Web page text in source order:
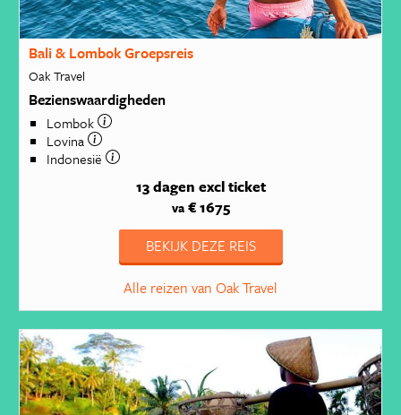
Bali & Lombok Groepsreis
Oak Travel
Bezienswaardigheden
Lombok
Lovina
Indonesië
13 dagen excl ticket
va€ 1675
BEKIJK DEZE REIS
Alle reizen van Oak Travel